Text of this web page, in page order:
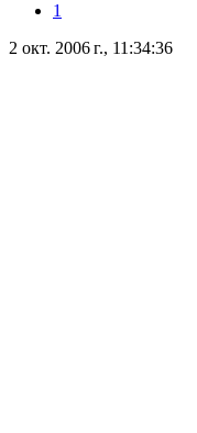
1
2 окт. 2006 г., 11:34:36